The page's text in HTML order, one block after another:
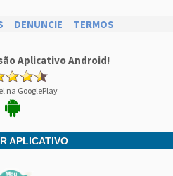
DENUNCIE TERMOS
Aplicativo Android!
na GooglePlay
APLICATIVO